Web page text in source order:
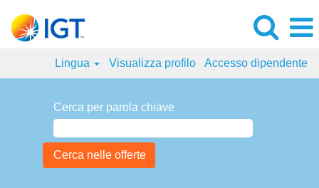
Lingua Visualizza profilo Accesso dipendente
Cerca per parola chiave